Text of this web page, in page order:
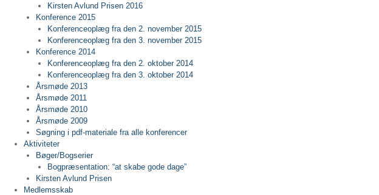
Kirsten Avlund Prisen 2016
Konference 2015
Konferenceoplæg fra den 2. november 2015
Konferenceoplæg fra den 3. november 2015
Konference 2014
Konferenceoplæg fra den 2. oktober 2014
Konferenceoplæg fra den 3. oktober 2014
Årsmøde 2013
Årsmøde 2011
Årsmøde 2010
Årsmøde 2009
Søgning i pdf-materiale fra alle konferencer
Aktiviteter
Bøger/Bogserier
Bogpræsentation: “at skabe gode dage”
Kirsten Avlund Prisen
Medlemsskab